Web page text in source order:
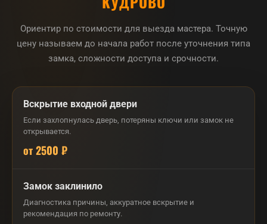
Ориентир по стоимости для выезда мастера. Точную
цену называем до начала работ после уточнения типа
замка, сложности доступа и срочности.
Вскрытие входной двери
Если захлопнулась дверь, потеряны ключи или замок не
открывается.
от 2500 ₽
Замок заклинило
Диагностика причины, аккуратное вскрытие и
рекомендация по ремонту.